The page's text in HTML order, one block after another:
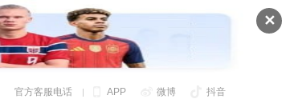
✕
APP 微博 抖音
官方客服电话